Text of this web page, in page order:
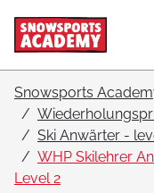
Snowsports
Ski Anwärter -
WHP Skilehrer
Level 2